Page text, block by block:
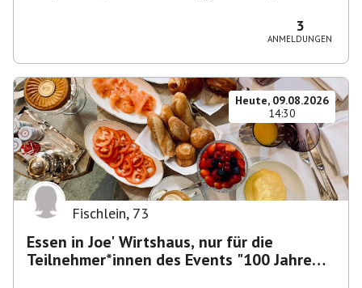
3
ANMELDUNGEN
Heute, 09.08.2026
14:30
Fischlein, 73
Essen in Joe' Wirtshaus, nur für die
Teilnehmer*innen des Events "100 Jahre